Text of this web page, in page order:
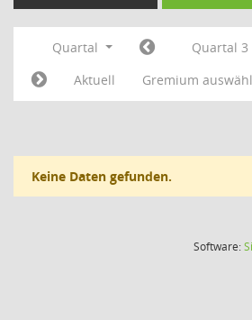
Quartal Quartal 3
Aktuell
Gremium
Keine Daten gefunden.
Software: